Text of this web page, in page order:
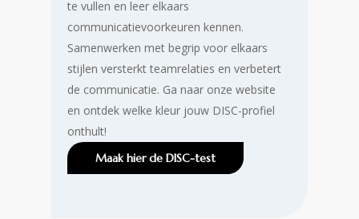
te vullen en leer elkaars
communicatievoorkeuren kennen.
Samenwerken met begrip voor elkaars
stijlen versterkt teamrelaties en verbetert
de communicatie. Ga naar onze website
en ontdek welke kleur jouw DISC-profiel
onthult!
Maak hier de DISC-test